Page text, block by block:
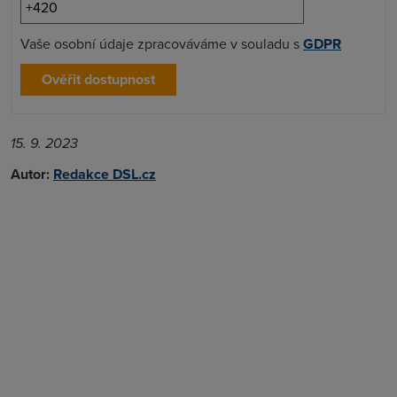
Vaše osobní údaje zpracováváme v souladu sGDPR
Ověřit dostupnost
15. 9. 2023
Autor: Redakce DSL.cz